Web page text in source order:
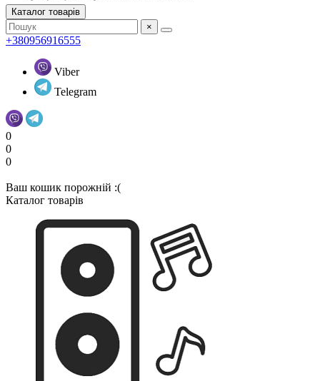
Каталог товарів
×
+380956916555
Viber
Telegram
0
0
0
Ваш кошик порожній :(
Каталог товарів